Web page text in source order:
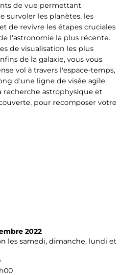
de vue permettant
survoler les planètes, les
de revivre les étapes cruciales
l'astronomie la plus récente.
de visualisation les plus
de la galaxie, vous vous
vol à travers l'espace-temps,
d'une ligne de visée agile,
recherche astrophysique et
pour recomposer votre
2022
les samedi, dimanche, lundi et